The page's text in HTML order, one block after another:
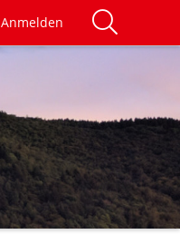
Anmelden